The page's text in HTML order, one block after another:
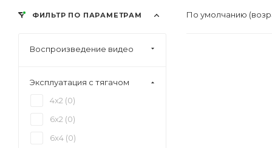
По умолчанию
ФИЛЬТР ПО ПАРАМЕТРАМ
Воспроизведение видео
Эксплуатация с тягачом
4x2 (0)
6x2 (0)
6x4 (0)